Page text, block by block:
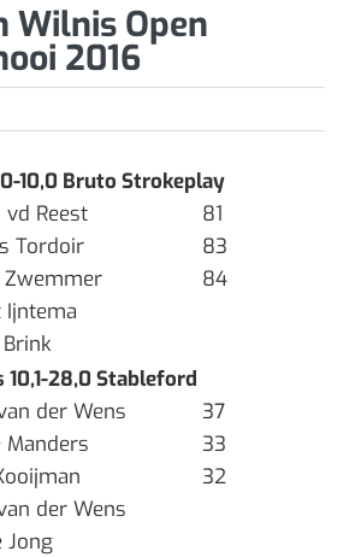
Wilnis Open
2016
10,0 Bruto Strokeplay
Reest
81
Tordoir
83
Zwemmer
84
Ijntema
10,1-28,0 Stableford
der Wens
37
Manders
33
32
der Wens
Jong